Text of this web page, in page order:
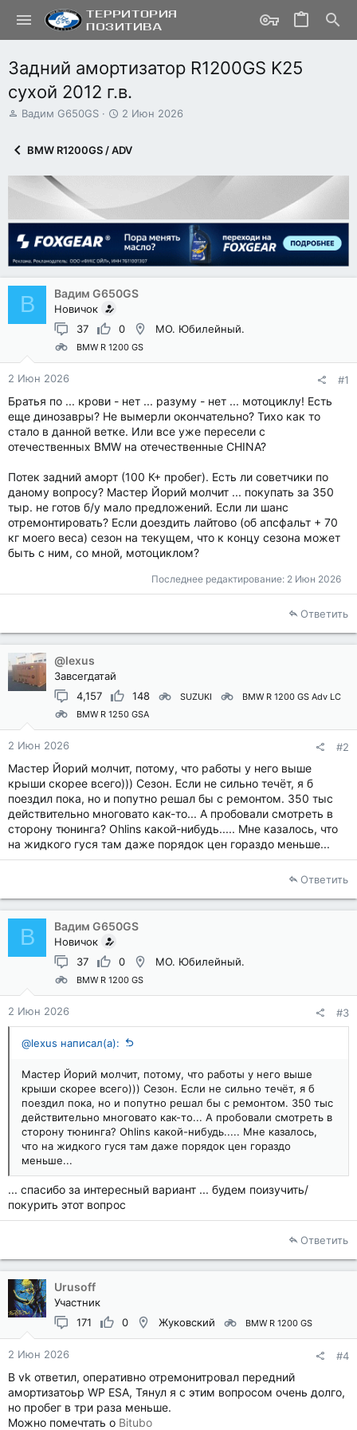
Задний амортизатор R1200GS K25
сухой 2012 г.в.
А
ы
Вадим G650GS
Д
а
л
а
2 Июн 2026
BMW R1200GS / ADV
В Вадим G650GS
Новичок
37
0 МО. Юбилейный.
BMW R 1200 GS
2 Июн 2026 #1
Братья по ... крови - нет ... разуму - нет ... мотоциклу! Есть
еще динозавры? Не вымерли окончательно? Тихо как то
стало в данной ветке. Или все уже пересели с
отечественных BMW на отечественные CHINA?
Потек задний аморт (100 К+ пробег). Есть ли советчики по
даному вопросу? Мастер Йорий молчит ... покупать за 350
тыр. не готов б/у мало предложений. Если ли шанс
отремонтировать? Если доездить лайтово (об апсфальт + 70
кг моего веса) сезон на текущем, что к концу сезона может
быть с ним, со мной, мотоциклом?
Последнее редактирование: 2 Июн 2026
Ответить
@lexus
Завсегдатай
4,157
148 SUZUKI
BMW R 1200 GS Adv LC
BMW R 1250 GSA
2 Июн 2026 #2
Мастер Йорий молчит, потому, что работы у него выше
крыши скорее всего))) Сезон. Если не сильно течёт, я б
поездил пока, но и попутно решал бы с ремонтом. 350 тыс
действительно многовато как-то... А пробовали смотреть в
сторону тюнинга? Ohlins какой-нибудь..... Мне казалось, что
на жидкого гуся там даже порядок цен гораздо меньше...
Ответить
В Вадим G650GS
Новичок
37
0 МО. Юбилейный.
BMW R 1200 GS
2 Июн 2026 #3
@lexus написал(а):
Мастер Йорий молчит, потому, что работы у него выше
крыши скорее всего))) Сезон. Если не сильно течёт, я б
поездил пока, но и попутно решал бы с ремонтом. 350 тыс
действительно многовато как-то... А пробовали смотреть в
сторону тюнинга? Ohlins какой-нибудь..... Мне казалось,
что на жидкого гуся там даже порядок цен гораздо
меньше...
... спасибо за интересный вариант ... будем поизучить/
покурить этот вопрос
Ответить
Urusoff
Участник
171
0 Жуковский BMW R 1200 GS
2 Июн 2026 #4
В vk ответил, оперативно отремонитровал передний
амортизатоьр WP ESA, Тянул я с этим вопросом очень долго,
но пробег в три раза меньше.
Можно помечтать о Bitubo